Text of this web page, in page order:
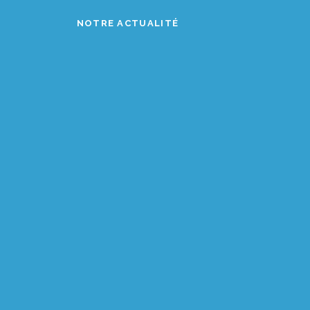
NOTRE ACTUALITÉ